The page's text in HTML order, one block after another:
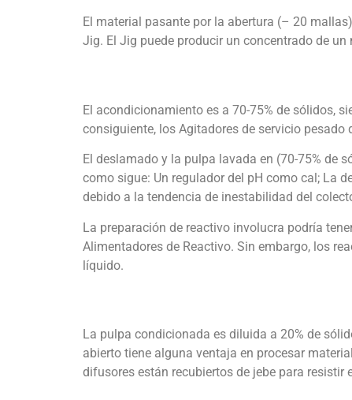
El material pasante por la abertura (– 20
Jig. El Jig puede producir un concentrado de
El acondicionamiento es a 70-75% de sólidos,
consiguiente, los Agitadores de servicio
El deslamado y la pulpa lavada en (70-75%
como sigue: Un regulador del pH como cal; La
debido a la tendencia de inestabilidad del
La preparación de reactivo involucra podría
Alimentadores de Reactivo. Sin embargo, los
líquido.
La pulpa condicionada es diluida a 20% de
abierto tiene alguna ventaja en procesar
difusores están recubiertos de jebe para resistir